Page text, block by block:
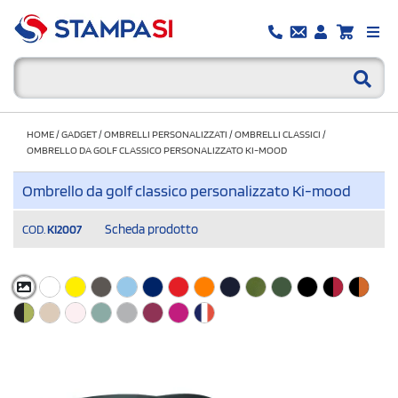
HOME/GADGET/OMBRELLI PERSONALIZZATI /OMBRELLI CLASSICI /
OMBRELLO DA GOLF CLASSICO PERSONALIZZATO KI-MOOD
Ombrello da golf classico personalizzato Ki-mood
COD. KI2007 Scheda prodotto